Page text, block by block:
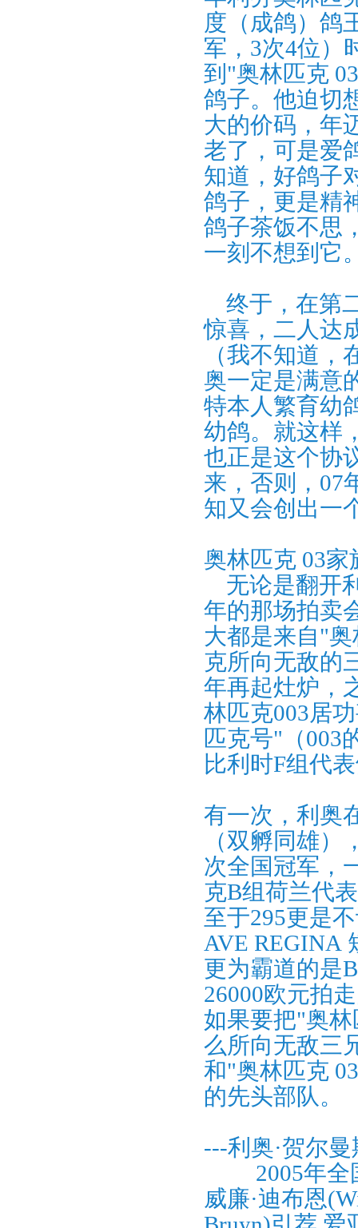
度（成鸽）鸽
军，3次4位）
到"奥林匹克
鸽子。他迫切
大的价码，年
老了，可是爱
知道，好鸽子
鸽子，更是精
鸽子茶饭不思
一刻不想到它
终于，在第
惊喜，二人达
（我不知道
奥一定是满意
特本人繁育幼
幼鸽。就这样
也正是这个协
来，否则，07
知又会创出一
奥林匹克 03
无论是翻开
年的那场拍卖
大都是来自"
克所向无敌的
年再起灶炉，
林匹克003居
匹克号"（003
比利时F组代
有一次，利奥
（双孵同雄）
次全国冠军，
克B组荷兰代
至于295更是
AVE REGINA
更为霸道的是
26000欧元拍
如果要把"奥
么所向无敌三
和"奥林匹克
的先头部队。
---利奥·贺尔
2005年全国
威廉·迪布恩